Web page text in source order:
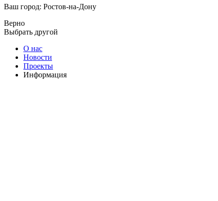
Ваш город: Ростов-на-Дону
Верно
Выбрать другой
О нас
Новости
Проекты
Информация